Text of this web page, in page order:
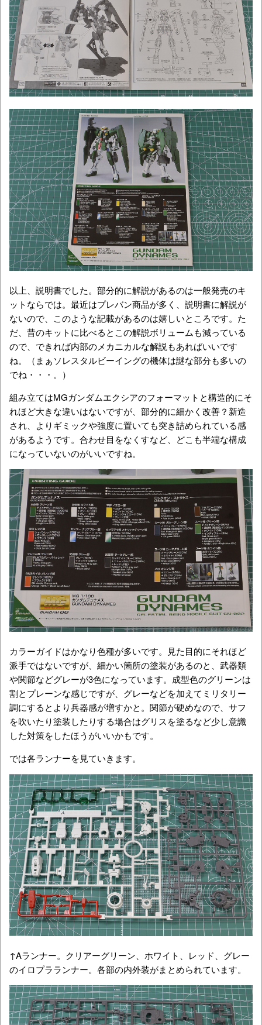
以上、説明書でした。部分的に解説があるのは一般発売のキ
ットならでは。最近はプレバン商品が多く、説明書に解説が
ないので、このような記載があるのは嬉しいところです。た
だ、昔のキットに比べるとこの解説ボリュームも減っている
ので、できれば内部のメカニカルな解説もあればいいです
ね。（まぁソレスタルビーイングの機体は謎な部分も多いの
でね・・・。）
組み立てはMGガンダムエクシアのフォーマットと構造的にそ
れほど大きな違いはないですが、部分的に細かく改善？新造
され、よりギミックや強度に置いても突き詰められている感
があるようです。合わせ目をなくすなど、どこも半端な構成
になっていないのがいいですね。
カラーガイドはかなり色種が多いです。見た目的にそれほど
派手ではないですが、細かい箇所の塗装があるのと、武器類
や関節などグレーが3色になっています。成型色のグリーンは
割とプレーンな感じですが、グレーなどを加えてミリタリー
調にするとより兵器感が増すかと。関節が硬めなので、サフ
を吹いたり塗装したりする場合はグリスを塗るなど少し意識
した対策をしたほうがいいかもです。
では各ランナーを見ていきます。
↑Aランナー。クリアーグリーン、ホワイト、レッド、グレー
のイロプラランナー。各部の内外装がまとめられています。